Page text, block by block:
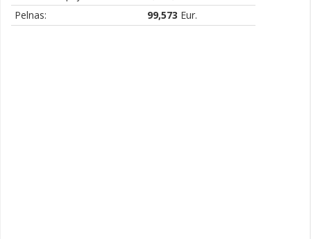
Pelnas:
99,573 Eur.